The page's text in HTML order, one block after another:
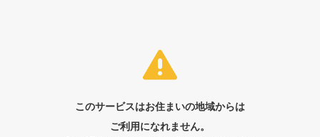
このサービスはお住まいの地域からは
ご利用になれません。